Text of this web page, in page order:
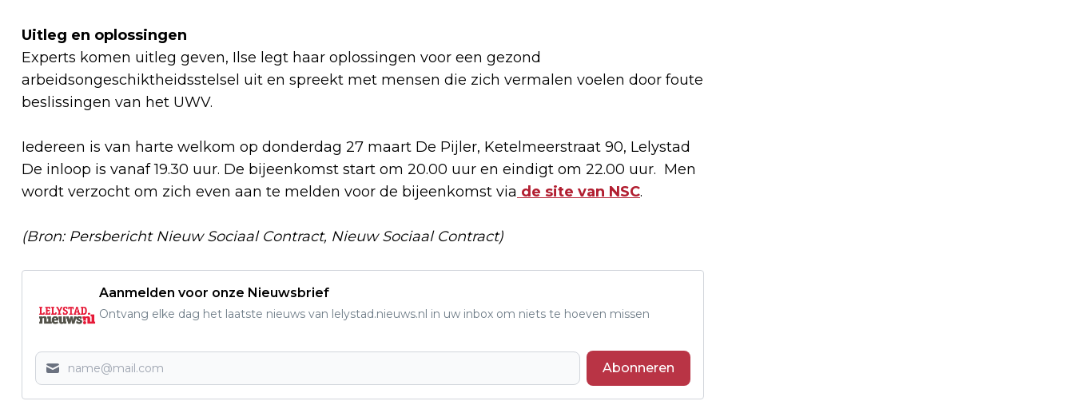
Uitleg en oplossingen
Experts komen uitleg geven, Ilse legt haar oplossingen voor een gezond
arbeidsongeschiktheidsstelsel uit en spreekt met mensen die zich vermalen voelen door foute
beslissingen van het UWV.
Iedereen is van harte welkom op donderdag 27 maart De Pijler, Ketelmeerstraat 90, Lelystad
De inloop is vanaf 19.30 uur. De bijeenkomst start om 20.00 uur en eindigt om 22.00 uur. Men
wordt verzocht om zich even aan te melden voor de bijeenkomst via de site van NSC.
(Bron: Persbericht Nieuw Sociaal Contract, Nieuw Sociaal Contract)
Aanmelden voor onze Nieuwsbrief
Ontvang elke dag het laatste nieuws van lelystad.nieuws.nl in uw inbox om niets te hoeven missen
Abonneren